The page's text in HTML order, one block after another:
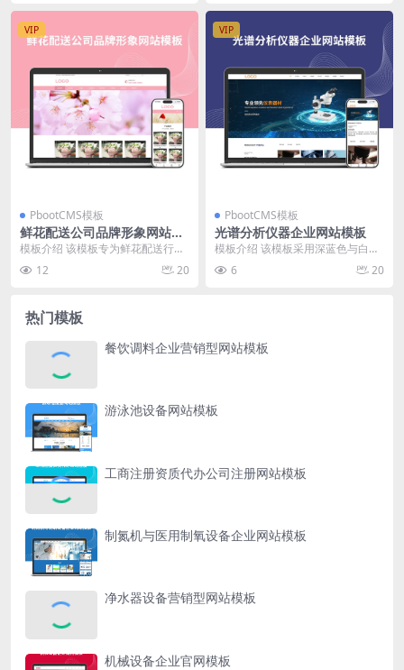
VIP
PbootCMS模板
鲜花配送公司品牌形象网站模
板
模板介绍 该模板专为鲜花配送行业
设计，采用红白配色为主色调，突
出鲜花行业的浪漫与...
12 20
VIP
PbootCMS模板
光谱分析仪器企业网站模板
模板介绍 该模板采用深蓝色与白色
为主色调，整体风格偏向工业与科
技感。首页布局以全...
6 20
热门模板
餐饮调料企业营销型网站模板
游泳池设备网站模板
工商注册资质代办公司注册网站模板
制氮机与医用制氧设备企业网站模板
净水器设备营销型网站模板
机械设备企业官网模板